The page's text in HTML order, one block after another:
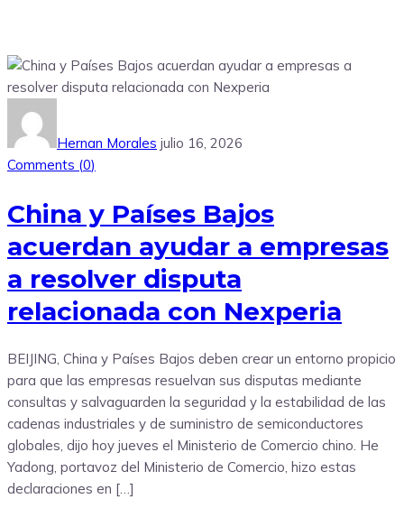
Hernan Morales julio 16, 2026
Comments (0)
China y Países Bajos
acuerdan ayudar a empresas
a resolver disputa
relacionada con Nexperia
BEIJING, China y Países Bajos deben crear un entorno propicio
para que las empresas resuelvan sus disputas mediante
consultas y salvaguarden la seguridad y la estabilidad de las
cadenas industriales y de suministro de semiconductores
globales, dijo hoy jueves el Ministerio de Comercio chino. He
Yadong, portavoz del Ministerio de Comercio, hizo estas
declaraciones en […]